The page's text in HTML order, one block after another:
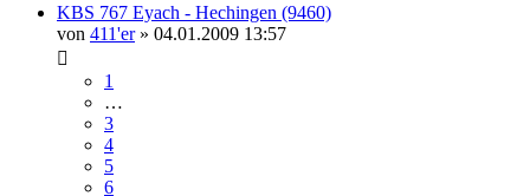
KBS 767 Eyach - Hechingen (9460)
von 411'er» 04.01.2009 13:57
1
…
3
4
5
6